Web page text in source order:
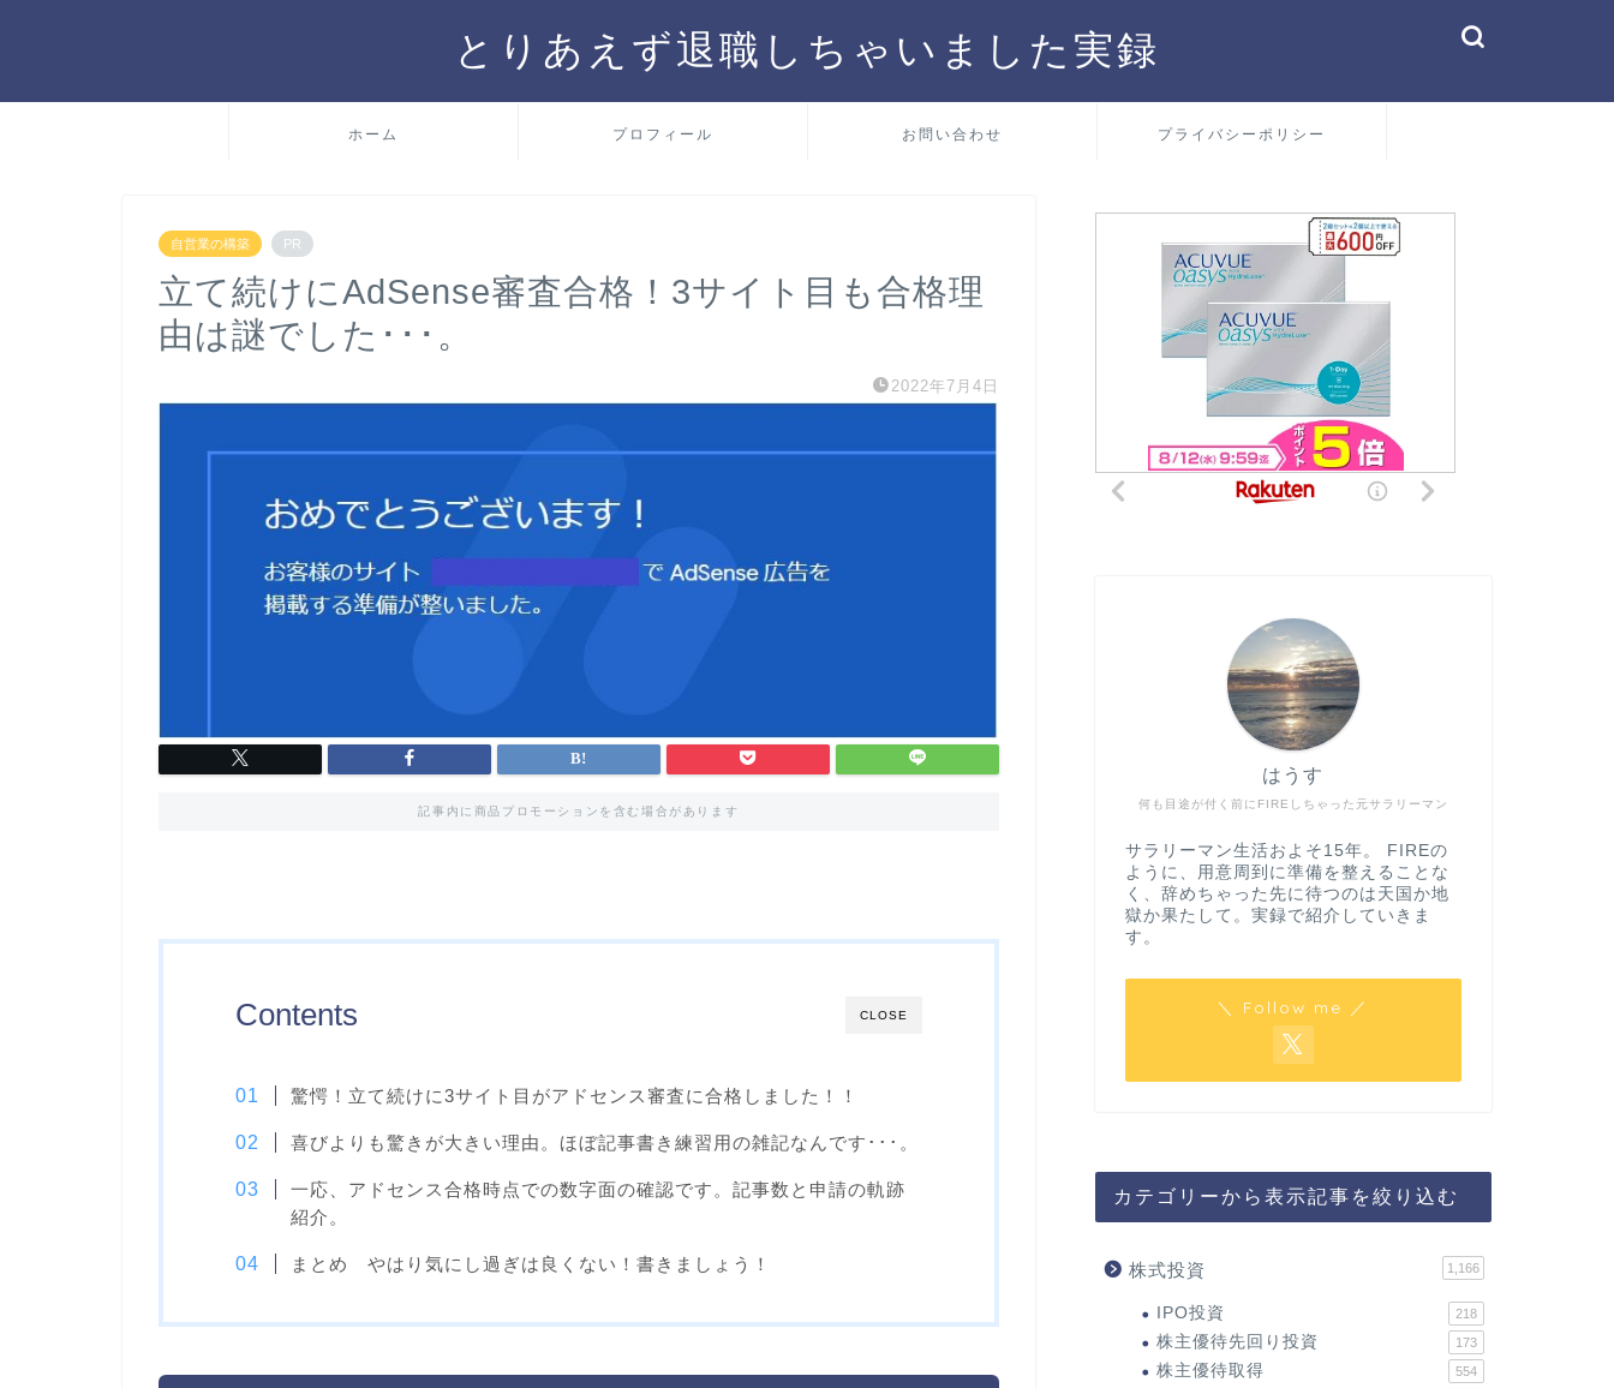
とりあえず退職しちゃいました実録
ホーム プロフィール お問い合わせ プライバシーポリシー
自営業の構築 PR
立て続けにAdSense審査合格！3サイト目も合格理
由は謎でした･･･。
2022年7月4日
記事内に商品プロモーションを含む場合があります
CLOSE
Contents
驚愕！立て続けに3サイト目がアドセンス審査に合格しました！！
喜びよりも驚きが大きい理由。ほぼ記事書き練習用の雑記なんです･･･。
一応、アドセンス合格時点での数字面の確認です。記事数と申請の軌跡
紹介。
まとめ やはり気にし過ぎは良くない！書きましょう！
何も目途が付く前にFIREしちゃった元サラリーマン
はうす
サラリーマン生活およそ15年。 FIREの
ように、用意周到に準備を整えることな
く、辞めちゃった先に待つのは天国か地
獄か果たして。実録で紹介していきま
す。
＼ Follow me ／
カテゴリーから表示記事を絞り込む
株式投資 1,166
IPO投資 218
株主優待先回り投資 173
株主優待取得 554